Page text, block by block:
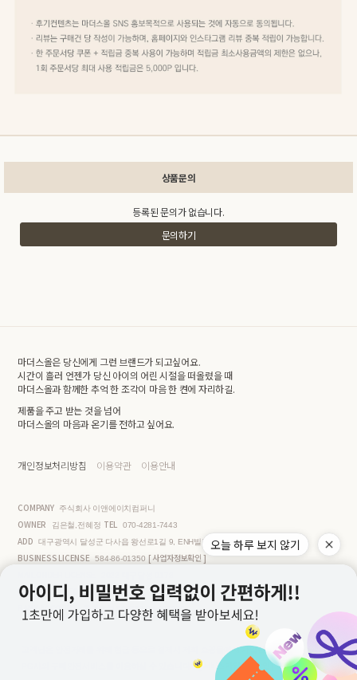
상품문의
등록된 문의가 없습니다.
문의하기
마더스올은 당신에게 그런 브랜드가 되고싶어요.
시간이 흘러 언젠가 당신 아이의 어린 시절을 떠올렸을 때
마더스올과 함께한 추억 한 조각이 마음 한 켠에 자리하길.
제품을 주고 받는 것을 넘어
마더스올의 마음과 온기를 전하고 싶어요.
개인정보처리방침 이용약관 이용안내
COMPANY 주식회사 이앤에이치컴퍼니
OWNER 김은철,전혜정 TEL 070-4281-7443
ADD 대구광역시 달성군 다사읍 왕선로1길 9, ENH빌딩 3층
BUSINESS LICENSE 584-86-01350 [ 사업자정보확인 ]
PERSONAL INFO MANAGER 김은철
BANK ACCOUNT 국민은행 599737-04-002870
고객님은 안전거래를 위해 현금 등으로 결제시 저희 쇼핑몰에서 가입한
PG사의 구매안전서비스를 이용하실 수 있습니다.[ 서비스 가입사실 확인 ]
오늘 하루 보지 않기